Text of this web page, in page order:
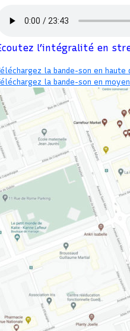
l’intégralité en
la bande-son en haute
la bande-son en